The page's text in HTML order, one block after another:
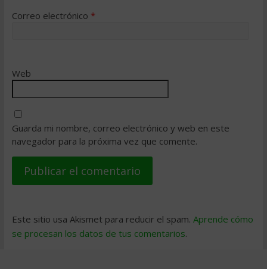
Correo electrónico *
Web
Guarda mi nombre, correo electrónico y web en este
navegador para la próxima vez que comente.
Este sitio usa Akismet para reducir el spam. Aprende cómo
se procesan los datos de tus comentarios.